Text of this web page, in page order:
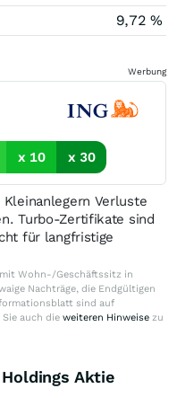
9,72 %
Werbung
x 10 x 30
Verluste
Turbo-Zertifikate sind
für langfristige
Wohn-/Geschäftssitz in
Nachträge, die Endgültigen
sind auf
auch die weiteren Hinweise zu
Aktie